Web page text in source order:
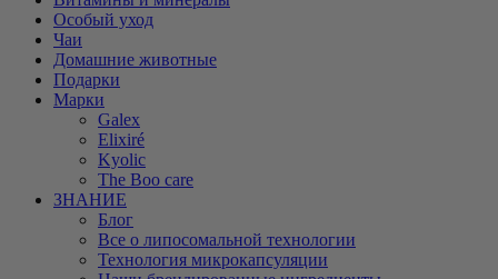
Особый уход
Чаи
Домашние животные
Подарки
Марки
Galex
Elixiré
Kyolic
The Boo care
ЗНАНИЕ
Блог
Все о липосомальной технологии
Технология микрокапсуляции